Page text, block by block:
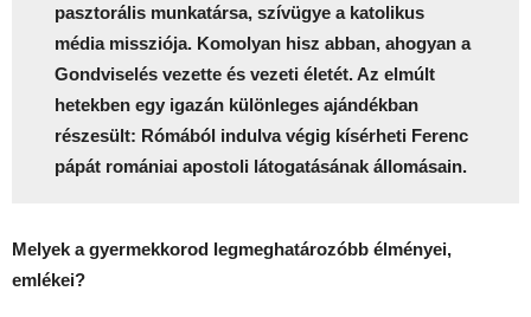
pasztorális munkatársa, szívügye a katolikus
média missziója. Komolyan hisz abban, ahogyan a
Gondviselés vezette és vezeti életét. Az elmúlt
hetekben egy igazán különleges ajándékban
részesült: Rómából indulva végig kísérheti Ferenc
pápát romániai apostoli látogatásának állomásain.
Melyek a gyermekkorod legmeghatározóbb élményei,
emlékei?